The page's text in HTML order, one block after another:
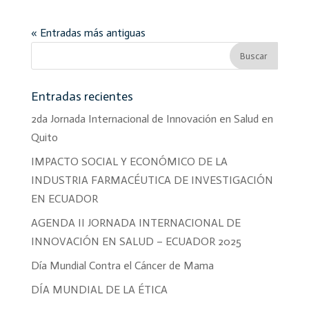
« Entradas más antiguas
Entradas recientes
2da Jornada Internacional de Innovación en Salud en
Quito
IMPACTO SOCIAL Y ECONÓMICO DE LA
INDUSTRIA FARMACÉUTICA DE INVESTIGACIÓN
EN ECUADOR
AGENDA II JORNADA INTERNACIONAL DE
INNOVACIÓN EN SALUD – ECUADOR 2025
Día Mundial Contra el Cáncer de Mama
DÍA MUNDIAL DE LA ÉTICA